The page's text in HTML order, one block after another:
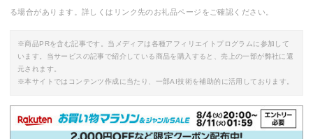
る場合があります。詳しくはリンク先のお礼品ページをご確認ください。
※商品PRを含む記事です。当メディアは各種アフィリエイトプログラムに参加して
います。当サービスの記事で紹介している商品を購入すると、売上の一部が弊社に還
元されます。
※本サイトではコンテンツ作成に当たり、一部AI技術を補助的に活用しております。